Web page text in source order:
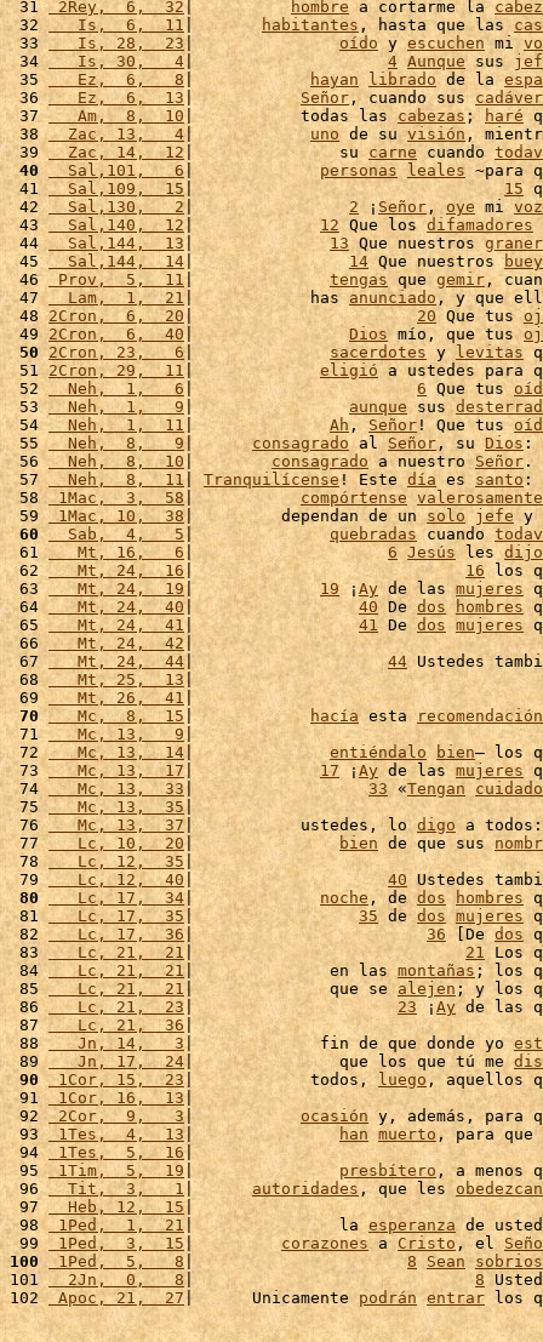
31 2Rey,  6,  32 | hombre a cortarme la
32
   Is,  6,  11
| habitantes , hasta que las
33
   Is, 28,  23
| oído y escuchen mi
34
   Is, 30,   4
| 4 Aunque sus
35
   Ez,  6,   8
| hayan librado de la
36
   Ez,  6,  13
| Señor, cuando sus
37
   Am,  8,  10
|           todas las cabezas ; haré
38
  Zac, 13,   4
| uno de su visión,
39
  Zac, 14,  12
|               su carne cuando
40
  Sal,101,   6
| personas leales ~para
41
  Sal,109,  15
| 15
42
  Sal,130,   2
| 2 ¡Señor, oye mi voz
43
  Sal,140,  12
| 12 Que los difamadores
44
  Sal,144,  13
| 13 Que nuestros
45
  Sal,144,  14
| 14 Que nuestros
46
Prov,  5,  11| tengas que gemir,
47
  Lam,  1,  21
|            has anunciado , y que
48 2Cron,  6,  20 | 20 Que tus
49 2Cron,  6,  40 | Dios mío, que tus
50
2Cron, 23,   6 | sacerdotes y levitas
51 2Cron, 29,  11 | eligió a ustedes para
52
  Neh,  1,   6
| 6 Que tus
53
  Neh,  1,   9
| aunque sus
54
  Neh,  1,  11
| Ah, Señor ! Que tus
55
  Neh,  8,   9
| consagrado al Señor, su Dios:
56
  Neh,  8,  10
| consagrado a nuestro Señor .
57
  Neh,  8,  11
| Tranquilícense! Este día es santo:
58 1Mac,  3,  58| compórtense valerosamente
59
1Mac, 10,  38 |         dependan de un solo jefe y
60
  Sab,  4,   5
| quebradas cuando
61
   Mt, 16,   6
| 6 Jesús les dijo
62
   Mt, 24,  16
| 16 los
63
   Mt, 24,  19
| 19 ¡ Ay de las mujeres
64
   Mt, 24,  40
| 40 De dos hombres
65
   Mt, 24,  41
| 41 De dos mujeres
66
   Mt, 24,  42
|
67
   Mt, 24,  44
| 44 Ustedes
68
   Mt, 25,  13
|
69
   Mt, 26,  41
|
70
   Mc,  8,  15
| hacía esta recomendación
71
   Mc, 13,   9
72
   Mc, 13,  14
| entiéndalo bien– los
73
   Mc, 13,  17
| 17 ¡Ay de las mujeres
74
   Mc, 13,  33
| 33 «Tengan
cuidado
75
   Mc, 13,  35
|
76
   Mc, 13,  37
|           ustedes, lo digo a
77
   Lc, 10,  20
| bien de que sus
78
   Lc, 12,  35
|
79
   Lc, 12,  40
| 40 Ustedes
80
   Lc, 17,  34
| noche, de dos hombres
81
   Lc, 17,  35
| 35 de dos mujeres
82
   Lc, 17,  36
| 36 [De dos
83
   Lc, 21,  21
| 21 Los
84
   Lc, 21,  21
|              en las montañas ; los
85
   Lc, 21,  21
|              que se alejen ; y los
86
   Lc, 21,  23
| 23 ¡ Ay de las
87
   Lc, 21,  36
|
88
   Jn, 14,   3
|             fin de que donde yo
89
   Jn, 17,  24
|               que los que tú me
90
1Cor, 15,  23|            todos, luego, aquellos
91
1Cor, 16,  13|
92 2Cor,  9,   3| ocasión y, además, para
93 1Tes,  4,  13 | han muerto , para
94
1Tes,  5,  16 |
95 1Tim,  5,  19 | presbítero , a menos
96
  Tit,  3,   1
| autoridades, que les obedezcan
97
  Heb, 12,  15
|
98 1Ped,  1,  21 |               la esperanza de
99 1Ped,  3,  15 | corazones a Cristo, el
100
1Ped,  5,   8 | 8 Sean
sobrios
101
  2Jn,  0,   8
| 8
102
Apoc, 21,  27 |      Unicamente podrán entrar los